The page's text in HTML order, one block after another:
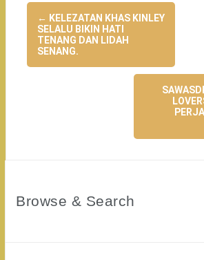
Post
navigation
← KELEZATAN KHAS KINLEY
SELALU BIKIN HATI
TENANG DAN LIDAH
SENANG.
Browse & Search